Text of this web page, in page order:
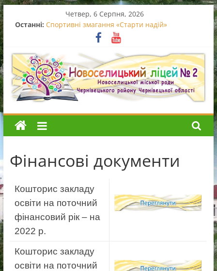
Перейти
до
вмісту
Четвер, 6 Серпня, 2026
Останні: Спортивні змагання «Старти надій»
Вручення свідоцтв про базову середню освіту
Випускний початкової школи
Останній дзвоник – 2026
Благодійний концерт
Новоселицький
ліцей
№2
Новоселицький
ліцей
№2
Новоселицької
міської
ради
Фінансові документи
Кошторис закладу
освіти на поточний
фінансовий рік – на
2022 р.
Кошторис закладу
освіти на поточний